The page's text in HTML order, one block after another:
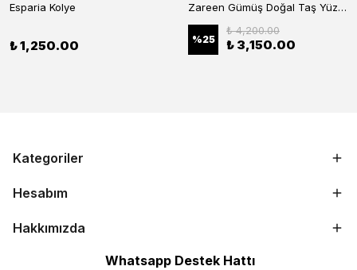
Esparia Kolye
₺ 1,250.00
Zareen Gümüş Doğal Taş Yüzük
%25
₺ 4,200.00
₺ 3,150.00
Kategoriler
Hesabım
Hakkımızda
Whatsapp Destek Hattı